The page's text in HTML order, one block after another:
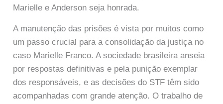
Marielle e Anderson seja honrada.
A manutenção das prisões é vista por muitos como
um passo crucial para a consolidação da justiça no
caso Marielle Franco. A sociedade brasileira anseia
por respostas definitivas e pela punição exemplar
dos responsáveis, e as decisões do STF têm sido
acompanhadas com grande atenção. O trabalho de